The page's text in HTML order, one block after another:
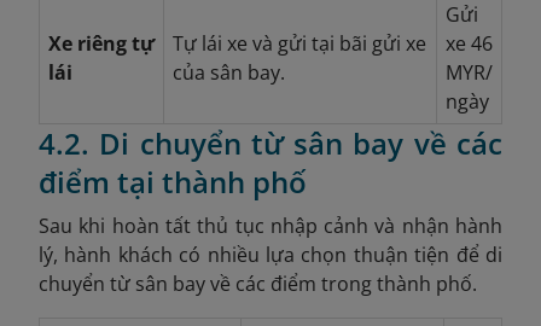
Xe riêng tự
lái
Tự lái xe và gửi tại bãi gửi xe
của sân bay.
Gửi
xe 46
MYR/
ngày
4.2. Di chuyển từ sân bay về các
điểm tại thành phố
Sau khi hoàn tất thủ tục nhập cảnh và nhận hành
lý, hành khách có nhiều lựa chọn thuận tiện để di
chuyển từ sân bay về các điểm trong thành phố.